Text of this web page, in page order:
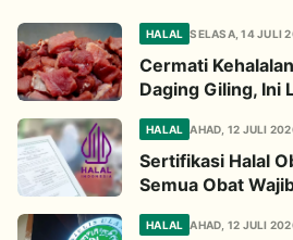
HALAL SELASA, 14 JULI
Cermati
Daging Giling, Ini
Wajib Diperhatikan
HALAL AHAD, 12 JULI
Sertifikasi Halal
Semua Obat
Begini
HALAL AHAD, 12 JULI